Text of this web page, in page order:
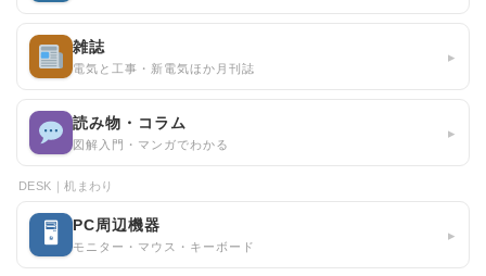
雑誌
電気と工事・新電気ほか月刊誌
▸
読み物・コラム
図解入門・マンガでわかる
▸
DESK｜机まわり
🖥 PC周辺機器
モニター・マウス・キーボード
▸